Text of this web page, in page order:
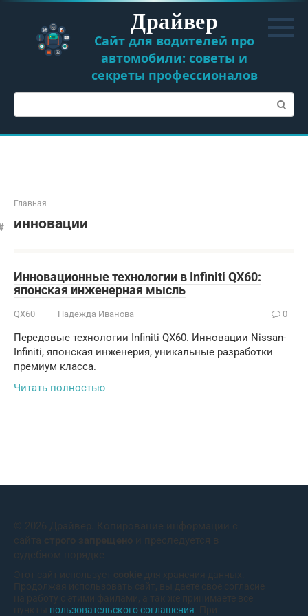
Перейти
контенту
Драйвер
Сайт для водителей про
автомобили: советы и
секреты профессионалов
Поиск:
Главная
инновации
Инновационные технологии в Infiniti QX60:
японская инженерная мысль
QX60 Надежда Иванова 0
Передовые технологии Infiniti QX60. Инновации Nissan-
Infiniti, японская инженерия, уникальные разработки
премиум класса.
Читать полностью
© 2026 Драйвер. Копирование информации с
сайта строго запрещено и преследуется в
судебном порядке
Этот сайт использует cookie для хранения данных.
Продолжая использовать сайт, вы даете свое согласие
на работу с этими файлами, а так же принимаете все
пункты пользовательского соглашения . При